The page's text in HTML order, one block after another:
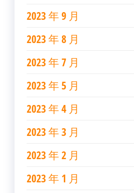
2023 年 9 月
2023 年 8 月
2023 年 7 月
2023 年 5 月
2023 年 4 月
2023 年 3 月
2023 年 2 月
2023 年 1 月